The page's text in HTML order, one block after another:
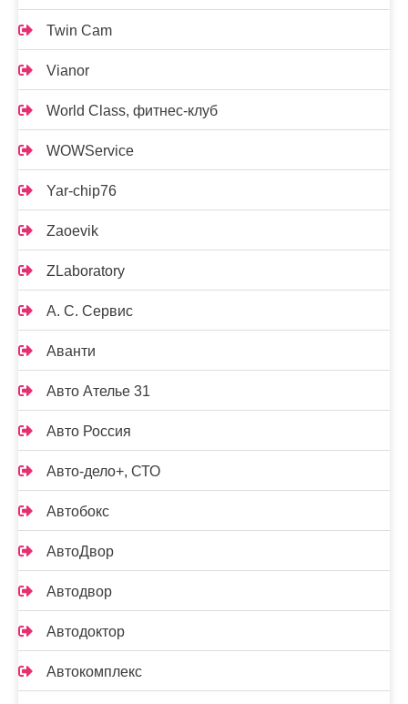
Twin Cam
Vianor
World Class, фитнес-клуб
WOWService
Yar-chip76
Zaoevik
ZLaboratory
А. С. Сервис
Аванти
Авто Ателье 31
Авто Россия
Авто-дело+, СТО
Автобокс
АвтоДвор
Автодвор
Автодоктор
Автокомплекс